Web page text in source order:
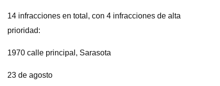
14 infracciones en total, con 4 infracciones de alta
prioridad:
1970 calle principal, Sarasota
23 de agosto